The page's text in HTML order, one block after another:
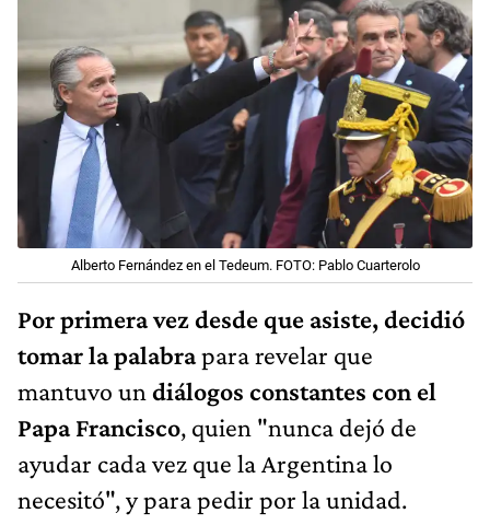
Alberto Fernández en el Tedeum. FOTO: Pablo Cuarterolo
Por primera vez desde que asiste, decidió
tomar la palabrapara revelar que
mantuvo un diálogos constantes con el
Papa Francisco, quien "nunca dejó de
ayudar cada vez que la Argentina lo
necesitó", y para pedir por la unidad.